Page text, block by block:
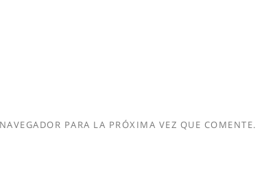
PARA LA PRÓXIMA VEZ QUE COMENTE.